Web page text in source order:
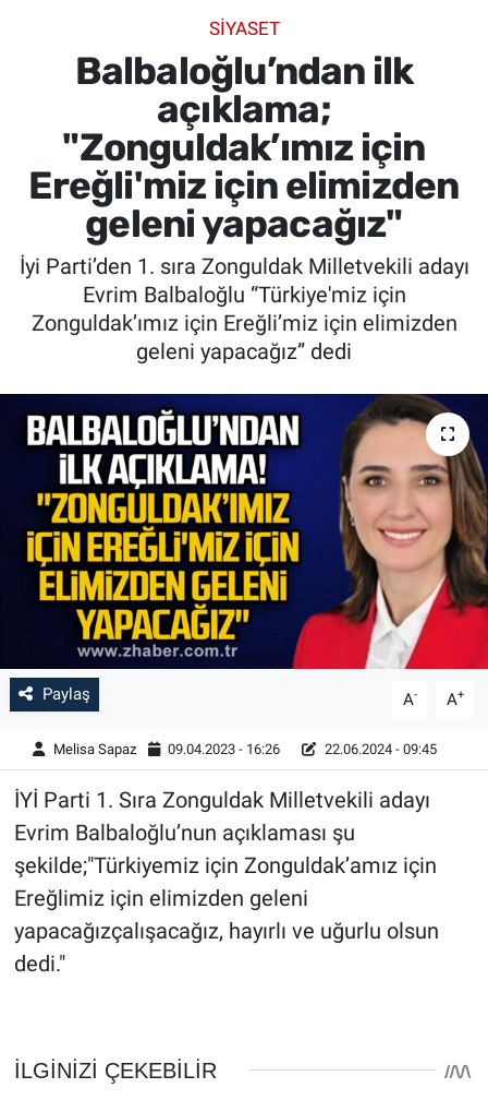
SİYASET
Balbaloğlu’ndan ilk
açıklama;
"Zonguldak’ımız için
Ereğli'miz için elimizden
geleni yapacağız"
İyi Parti’den 1. sıra Zonguldak Milletvekili adayı
Evrim Balbaloğlu “Türkiye'miz için
Zonguldak’ımız için Ereğli’miz için elimizden
geleni yapacağız” dedi
Paylaş A- A+
Melisa Sapaz 09.04.2023 - 16:26 22.06.2024 - 09:45
İYİ Parti 1. Sıra Zonguldak Milletvekili adayı
Evrim Balbaloğlu’nun açıklaması şu
şekilde;"Türkiyemiz için Zonguldak’amız için
Ereğlimiz için elimizden geleni
yapacağızçalışacağız, hayırlı ve uğurlu olsun
dedi."
SAĞLIK